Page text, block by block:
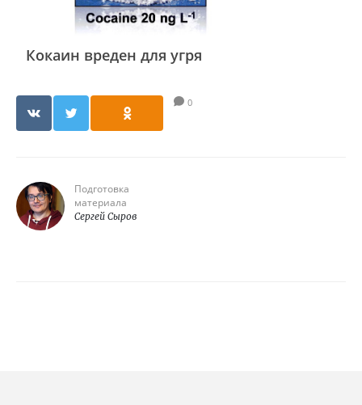
Кокаин вреден для угря
0
Подготовка
материала
Сергей Сыров